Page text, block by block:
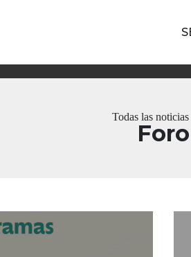
Todas las noticias
Foro